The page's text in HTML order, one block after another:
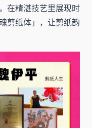
在精湛技艺里展现时
剪纸体」，让剪纸韵